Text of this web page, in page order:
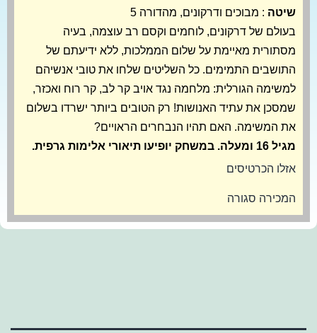
שיטה : מבוכים ודרקונים, מהדורה 5
בעולם של דרקונים, לוחמים וקסם רב עוצמה, בעיה
מסתורית מאיימת על שלום הממלכות, ללא ידיעתם של
התושבים התמימים. כל השליטים שלחו את טובי אנשיהם
למשימה הגורלית: מלחמה נגד אויב קר לב, קר רוח ואכזר,
שמסכן את עתיד האנושות! רק הטובים ביותר ישרדו בשלום
את המשימה. האם תהיו הנבחרים הראויים?
מגיל 16 ומעלה. במשחק יופיעו תיאורי אלימות גרפית.
אזלו הכרטיסים
המכירה סגורה